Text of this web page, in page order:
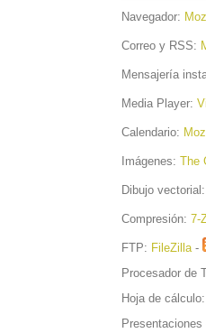
Navegador:
Correo y RSS:
Mensajería
Media Player:
Calendario:
Imágenes: The
Dibujo vectorial:
Compresión: 7-
FTP: FileZilla -
Procesador de
Hoja de cálculo: